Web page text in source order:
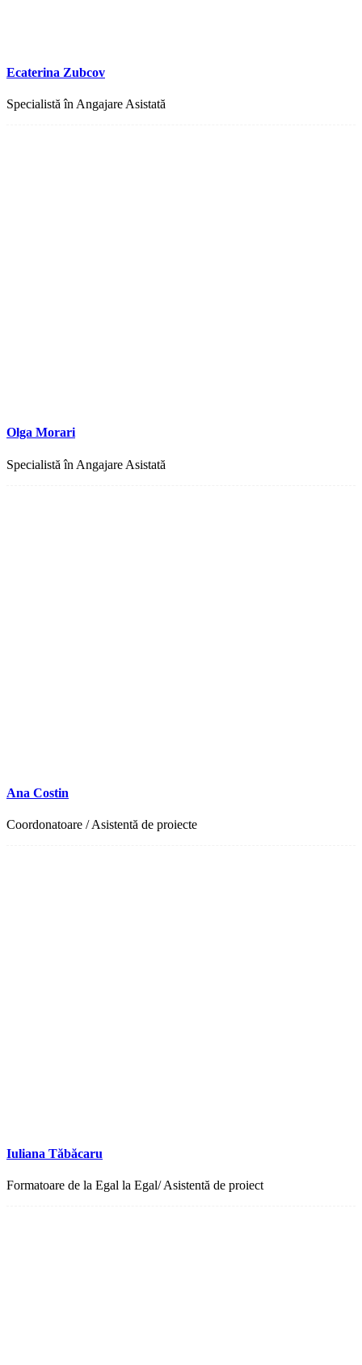
Ecaterina Zubcov
Specialistă în Angajare Asistată
Olga Morari
Specialistă în Angajare Asistată
Ana Costin
Coordonatoare / Asistentă de proiecte
Iuliana Tăbăcaru
Formatoare de la Egal la Egal/ Asistentă de proiect